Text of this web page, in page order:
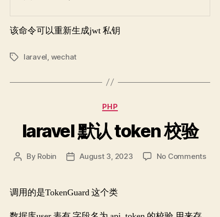
该命令可以重新生成jwt 私钥
Tagslaravel wechat
Categories
PHP
laravel 默认 token 校验
Post
By Robin
PostAugust 3, 2023 No Commentson
调用的是TokenGuard 这个类